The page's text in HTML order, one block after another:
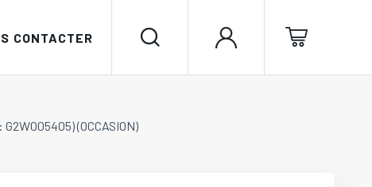
CONTACTER
(OCCASION)